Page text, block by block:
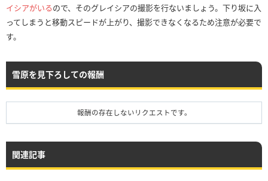
イシアがいるので、そのグレイシアの撮影を行ないましょう。下り坂に入
ってしまうと移動スピードが上がり、撮影できなくなるため注意が必要で
す。
雪原を見下ろしての報酬
報酬の存在しないリクエストです。
関連記事